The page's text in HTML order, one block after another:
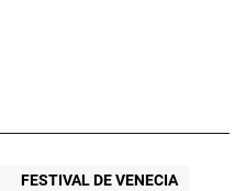
FESTIVAL DE VENECIA